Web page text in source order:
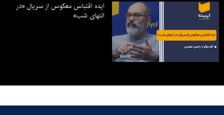
ایده اقتباس معکوس از سریال «در
انتهای شب»